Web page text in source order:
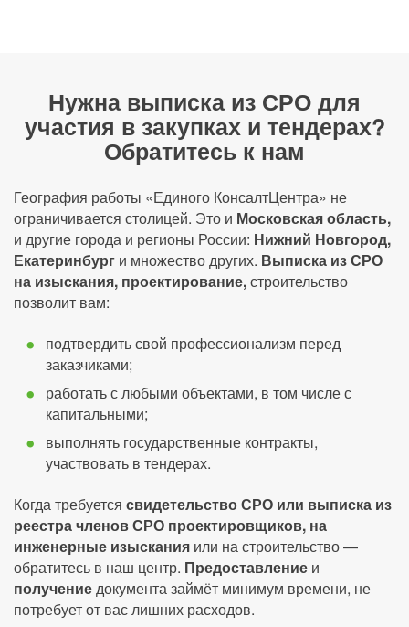
Нужна выписка из СРО для
участия в закупкахи тендерах?
Обратитесь к нам
География работы «Единого КонсалтЦентра» не
ограничивается столицей. Это и Московская область,
и другие города и регионы России: Нижний Новгород,
Екатеринбург и множество других. Выписка из СРО
на изыскания, проектирование,строительство
позволит вам:
подтвердить свой профессионализм перед
заказчиками;
работать с любыми объектами, в том числе с
капитальными;
выполнять государственные контракты,
участвовать в тендерах.
Когда требуется свидетельство СРО или выписка из
реестра членов СРО проектировщиков, на
инженерные изыскания или на строительство —
обратитесь в наш центр. Предоставление и
получениедокумента займёт минимум времени, не
потребует от вас лишних расходов.